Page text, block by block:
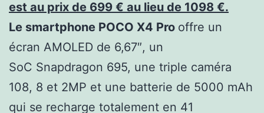
est au prix de 699 € au lieu de 1098 €.
Le smartphone POCO X4 Pro offre un
écran AMOLED de 6,67″, un
SoC Snapdragon 695, une triple caméra
108, 8 et 2MP et une batterie de 5000 mAh
qui se recharge totalement en 41